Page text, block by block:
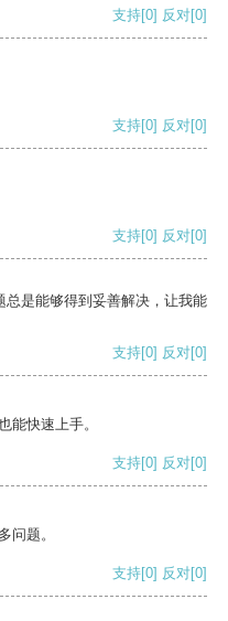
支持[0] 反对[0]
支持[0] 反对[0]
支持[0] 反对[0]
是能够得到妥善解决，让我能
支持[0] 反对[0]
能快速上手。
支持[0] 反对[0]
问题。
支持[0] 反对[0]